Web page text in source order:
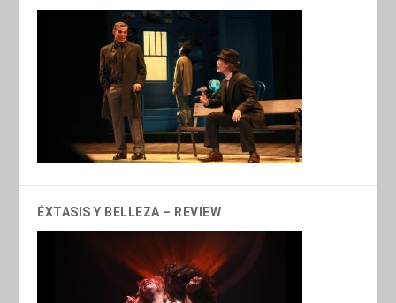
ÉXTASIS Y BELLEZA – REVIEW